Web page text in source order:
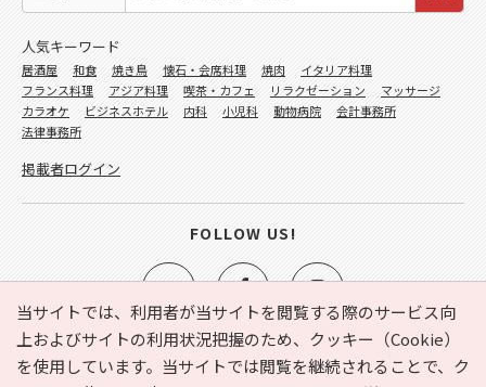
当サイトでは、利用者が当サイトを閲覧する際のサービス向
上およびサイトの利用状況把握のため、クッキー（Cookie）
を使用しています。当サイトでは閲覧を継続されることで、ク
e-NAVITA（イーナビタ）とは？ お気に入り ヘルプ
人気キーワード
居酒屋 和食 焼き鳥 懐石・会席料理 焼肉
イタリア料理
フランス料理
アジア料理 喫茶・カフェ リラクゼーション
マッサージ
カラオケ
ビジネスホテル 内科 小児科 動物病院
会計事務所
法律事務所
掲載者ログイン
FOLLOW US!